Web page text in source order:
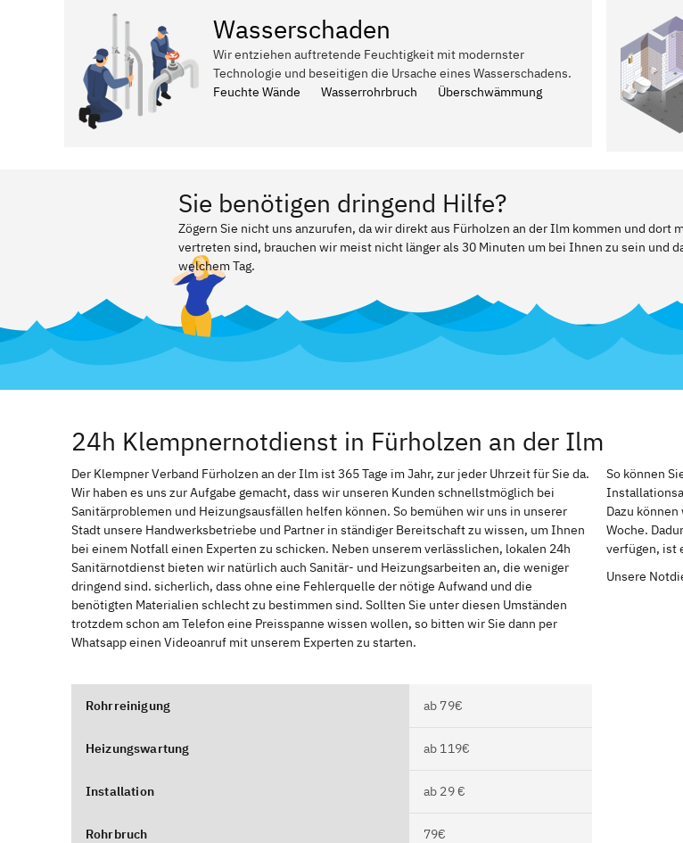
Wasserschaden
Wir entziehen auftretende Feuchtigkeit mit modernster
Technologie und beseitigen die Ursache eines Wasserschadens.
Feuchte Wände
Wasserrohrbruch Überschwämmung
Sie benötigen dringend Hilfe?
Zögern Sie nicht uns anzurufen, da wir direkt aus Fürholzen an der Ilm kommen und dort
vertreten sind, brauchen wir meist nicht länger als 30 Minuten um bei Ihnen zu sein und
welchem Tag.
24h Klempnernotdienst in Fürholzen an der Ilm
Der Klempner Verband Fürholzen an der Ilm ist 365 Tage im Jahr, zur jeder Uhrzeit für Sie da.
Wir haben es uns zur Aufgabe gemacht, dass wir unseren Kunden schnellstmöglich bei
Sanitärproblemen und Heizungsausfällen helfen können. So bemühen wir uns in unserer
Stadt unsere Handwerksbetriebe und Partner in ständiger Bereitschaft zu wissen, um Ihnen
bei einem Notfall einen Experten zu schicken. Neben unserem verlässlichen, lokalen 24h
Sanitärnotdienst bieten wir natürlich auch Sanitär- und Heizungsarbeiten an, die weniger
dringend sind. sicherlich, dass ohne eine Fehlerquelle der nötige Aufwand und die
benötigten Materialien schlecht zu bestimmen sind. Sollten Sie unter diesen Umständen
trotzdem schon am Telefon eine Preisspanne wissen wollen, so bitten wir Sie dann per
Whatsapp einen Videoanruf mit unserem Experten zu starten.
So können
Dazu
Woche.
verfügen, ist
Unsere
Rohrreinigung ab 79€
Heizungswartung ab 119€
Installation ab 29 €
Rohrbruch 79€